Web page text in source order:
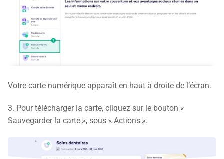
Votre carte numérique apparaît en haut à droite de l’écran.
3. Pour télécharger la carte, cliquez sur le bouton «
Sauvegarder la carte », sous « Actions ».